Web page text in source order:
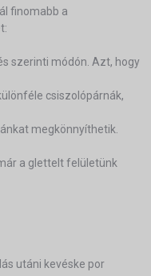
finomabb a
szerinti módón. Azt, hogy
csiszolópárnák,
megkönnyíthetik.
a glettelt felületünk
utáni kevéske por